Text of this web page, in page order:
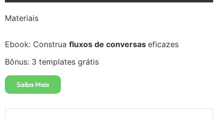
Materiais
Ebook: Construa fluxos de conversas eficazes
Bônus: 3 templates grátis
Saiba Mais